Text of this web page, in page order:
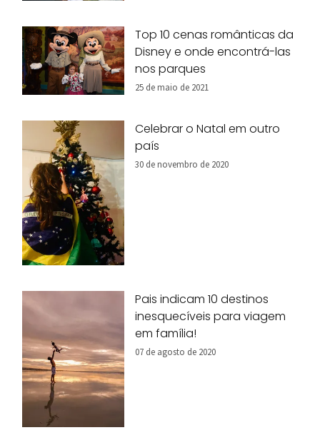
Top 10 cenas românticas da
Disney e onde encontrá-las
nos parques
25 de maio de 2021
Celebrar o Natal em outro
país
30 de novembro de 2020
Pais indicam 10 destinos
inesquecíveis para viagem
em família!
07 de agosto de 2020